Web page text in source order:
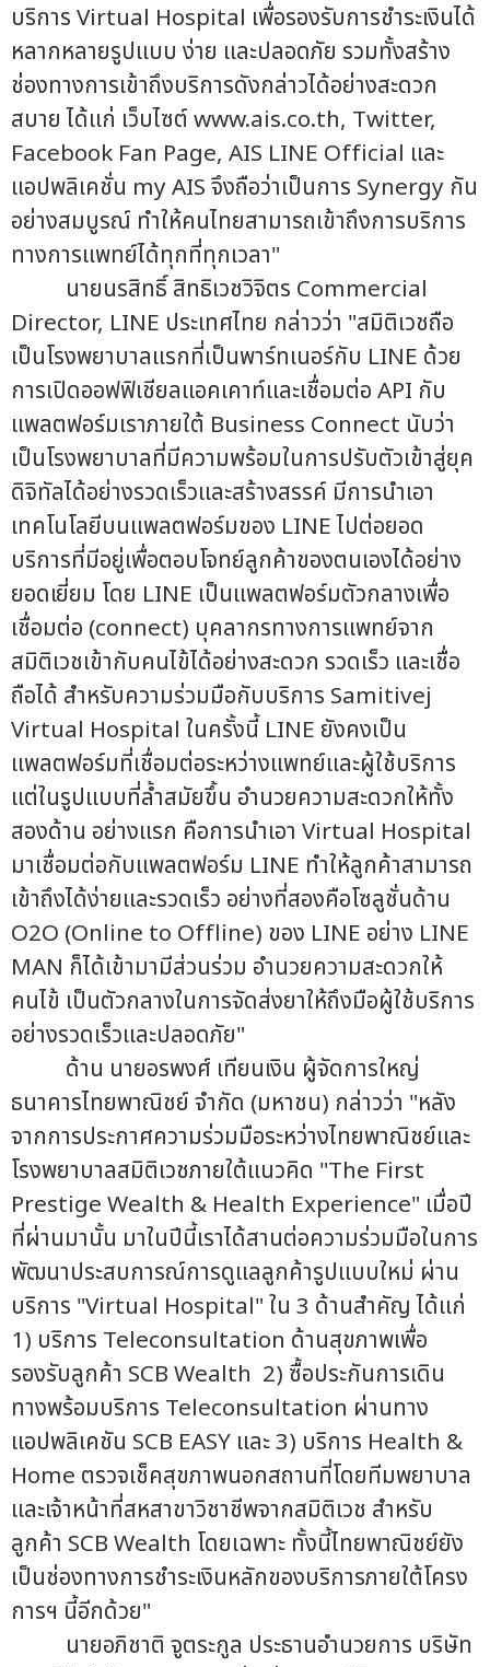
บริการ Virtual Hospital เพื่อรองรับการชำระเงินได้
หลากหลายรูปแบบ ง่าย และปลอดภัย รวมทั้งสร้าง
ช่องทางการเข้าถึงบริการดังกล่าวได้อย่างสะดวก
สบาย ได้แก่ เว็บไซต์ www.ais.co.th, Twitter,
Facebook Fan Page, AIS LINE Official และ
แอปพลิเคชั่น my AIS จึงถือว่าเป็นการ Synergy กัน
อย่างสมบูรณ์ ทำให้คนไทยสามารถเข้าถึงการบริการ
ทางการแพทย์ได้ทุกที่ทุกเวลา"
นายนรสิทธิ์ สิทธิเวชวิจิตร Commercial
Director, LINE ประเทศไทย กล่าวว่า "สมิติเวชถือ
เป็นโรงพยาบาลแรกที่เป็นพาร์ทเนอร์กับ LINE ด้วย
การเปิดออฟฟิเชียลแอคเคาท์และเชื่อมต่อ API กับ
แพลตฟอร์มเราภายใต้ Business Connect นับว่า
เป็นโรงพยาบาลที่มีความพร้อมในการปรับตัวเข้าสู่ยุค
ดิจิทัลได้อย่างรวดเร็วและสร้างสรรค์ มีการนำเอา
เทคโนโลยีบนแพลตฟอร์มของ LINE ไปต่อยอด
บริการที่มีอยู่เพื่อตอบโจทย์ลูกค้าของตนเองได้อย่าง
ยอดเยี่ยม โดย LINE เป็นแพลตฟอร์มตัวกลางเพื่อ
เชื่อมต่อ (connect) บุคลากรทางการแพทย์จาก
สมิติเวชเข้ากับคนไข้ได้อย่างสะดวก รวดเร็ว และเชื่อ
ถือได้ สำหรับความร่วมมือกับบริการ Samitivej
Virtual Hospital ในครั้งนี้ LINE ยังคงเป็น
แพลตฟอร์มที่เชื่อมต่อระหว่างแพทย์และผู้ใช้บริการ
แต่ในรูปแบบที่ล้ำสมัยขึ้น อำนวยความสะดวกให้ทั้ง
สองด้าน อย่างแรก คือการนำเอา Virtual Hospital
มาเชื่อมต่อกับแพลตฟอร์ม LINE ทำให้ลูกค้าสามารถ
เข้าถึงได้ง่ายและรวดเร็ว อย่างที่สองคือโซลูชั่นด้าน
O2O (Online to Offline) ของ LINE อย่าง LINE
MAN ก็ได้เข้ามามีส่วนร่วม อำนวยความสะดวกให้
คนไข้ เป็นตัวกลางในการจัดส่งยาให้ถึงมือผู้ใช้บริการ
อย่างรวดเร็วและปลอดภัย"
ด้าน นายอรพงศ์ เทียนเงิน ผู้จัดการใหญ่
ธนาคารไทยพาณิชย์ จำกัด (มหาชน) กล่าวว่า "หลัง
จากการประกาศความร่วมมือระหว่างไทยพาณิชย์และ
โรงพยาบาลสมิติเวชภายใต้แนวคิด "The First
Prestige Wealth & Health Experience" เมื่อปี
ที่ผ่านมานั้น มาในปีนี้เราได้สานต่อความร่วมมือในการ
พัฒนาประสบการณ์การดูแลลูกค้ารูปแบบใหม่ ผ่าน
บริการ "Virtual Hospital" ใน 3 ด้านสำคัญ ได้แก่
1) บริการ Teleconsultation ด้านสุขภาพเพื่อ
รองรับลูกค้า SCB Wealth 2) ซื้อประกันการเดิน
ทางพร้อมบริการ Teleconsultation ผ่านทาง
แอปพลิเคชัน SCB EASY และ 3) บริการ Health &
Home ตรวจเช็คสุขภาพนอกสถานที่โดยทีมพยาบาล
และเจ้าหน้าที่สหสาขาวิชาชีพจากสมิติเวช สำหรับ
ลูกค้า SCB Wealth โดยเฉพาะ ทั้งนี้ไทยพาณิชย์ยัง
เป็นช่องทางการชำระเงินหลักของบริการภายใต้โครง
การฯ นี้อีกด้วย"
นายอภิชาติ จูตระกูล ประธานอำนวยการ บริษัท